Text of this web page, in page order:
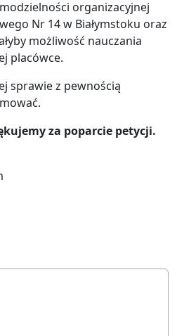
organizacyjnej
Nr 14 w Białymstoku oraz
możliwość nauczania
placówce.
sprawie z pewnością
za poparcie petycji.